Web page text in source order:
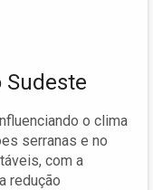
Sudeste
o clima
serranas e no
com a
redução